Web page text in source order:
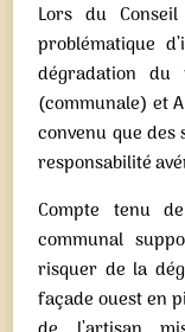
Lors du
problématique
dégradation
(communale) et
convenu que des
responsabilité
Compte tenu
communal
risquer de la
façade ouest en